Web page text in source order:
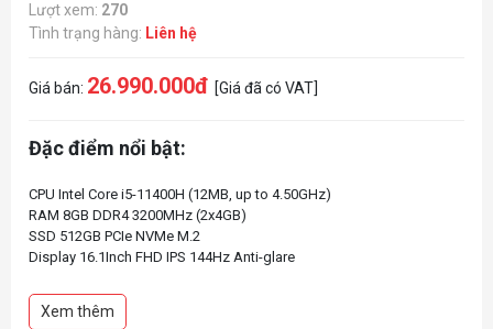
Lượt xem: 270
Tình trạng hàng: Liên hệ
Giá bán: 26.990.000đ [Giá đã có VAT]
Đặc điểm nổi bật:
CPU Intel Core i5-11400H (12MB, up to 4.50GHz)
RAM 8GB DDR4 3200MHz (2x4GB)
SSD 512GB PCIe NVMe M.2
Display 16.1Inch FHD IPS 144Hz Anti-glare
Pin 4Cell 70WHrs
Color Performance Blue (Xanh)
Xem thêm